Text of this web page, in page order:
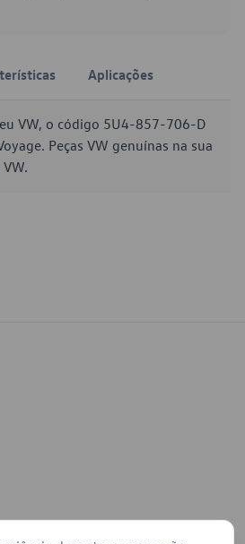
Aplicações
VW, o código 5U4-857-706-D
Peças VW genuínas na sua